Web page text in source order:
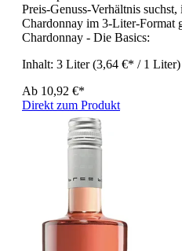
Preis-Genuss-Verhältnis suchst,
Chardonnay im 3-Liter-Format
Chardonnay - Die Basics:
Inhalt: 3 Liter(3,64 €* / 1 Liter)
Ab 10,92 €*
Direkt zum Produkt